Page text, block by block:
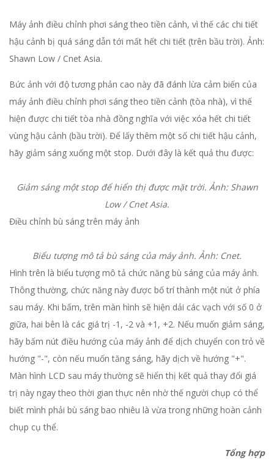
Máy ảnh điều chỉnh phơi sáng theo tiền cảnh, vì thế các chi tiết
hậu cảnh bị quá sáng dẫn tới mất hết chi tiết (trên bầu trời). Ảnh:
Shawn Low / Cnet Asia.
Bức ảnh với độ tương phản cao này đã đánh lừa cảm biến của
máy ảnh điều chỉnh phơi sáng theo tiền cảnh (tòa nhà), vì thế
hiện được chi tiết tòa nhà đồng nghĩa với việc xóa hết chi tiết
vùng hậu cảnh (bầu trời). Để lấy thêm một số chi tiết hậu cảnh,
hãy giảm sáng xuống một stop. Dưới đây là kết quả thu được:
Giảm sáng một stop để hiển thị được mặt trời. Ảnh: Shawn
Low / Cnet Asia.
Điều chỉnh bù sáng trên máy ảnh
Biểu tượng mô tả bù sáng của máy ảnh. Ảnh: Cnet.
Hình trên là biểu tượng mô tả chức năng bù sáng của máy ảnh.
Thông thường, chức năng này được bố trí thành một nút ở phía
sau máy. Khi bấm, trên màn hình sẽ hiện dải các vạch với số 0 ở
giữa, hai bên là các giá trị -1, -2 và +1, +2. Nếu muốn giảm sáng,
hãy bấm nút điều hướng của máy ảnh để dịch chuyển con trỏ về
hướng "-", còn nếu muốn tăng sáng, hãy dịch về hướng "+".
Màn hình LCD sau máy thường sẽ hiển thị kết quả thay đổi giá
trị này ngay theo thời gian thực nên nhờ thế người chụp có thể
biết mình phải bù sáng bao nhiêu là vừa trong những hoàn cảnh
chụp cụ thể.
Tổng hợp